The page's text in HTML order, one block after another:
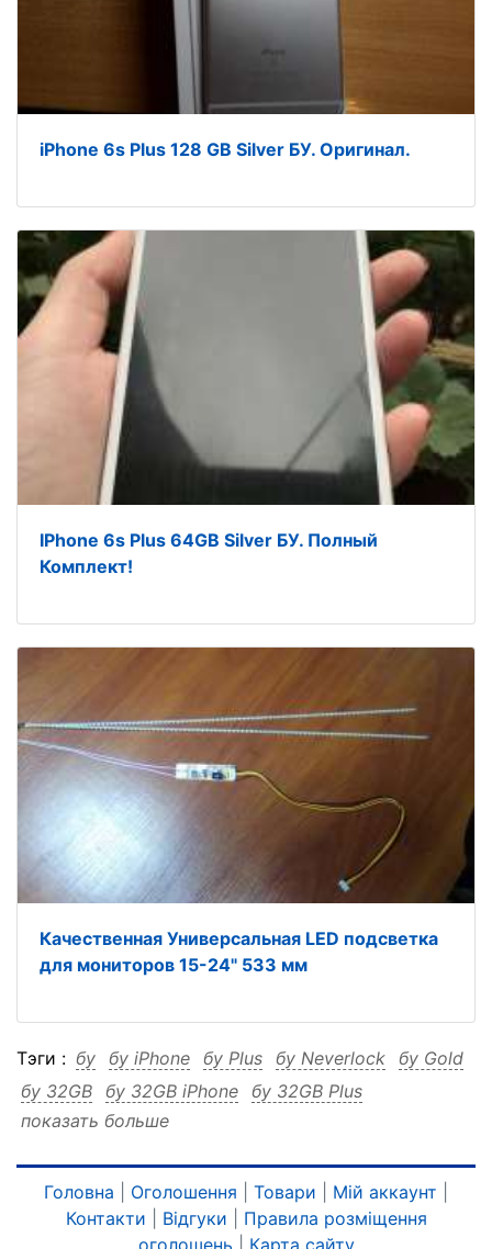
iPhone 6s Plus 128 GB Silver БУ. Оригинал.
IPhone 6s Plus 64GB Silver БУ. Полный
Комплект!
Качественная Универсальная LED подсветка
для мониторов 15-24" 533 мм
Тэги : бу бу iPhone бу Plus бу Neverlock бу Gold
бу 32GB бу 32GB iPhone бу 32GB Plus
бу 32GB Neverlock
iPhone Gold
iPhone 32GB
iPhone 32GB бу
iPhone 32GB Plus iPhone 32GB Neverlock
показать больше
Головна Оголошення Товари Мій аккаунт
Контакти
Відгуки
Правила розміщення
оголошень
Карта сайту